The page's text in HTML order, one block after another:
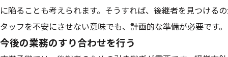
に陥ることも考えられます。そうすれば、後継者を見つける
タッフを不安にさせない意味でも、計画的な準備が必要です。
今後の業務のすり合わせを行う